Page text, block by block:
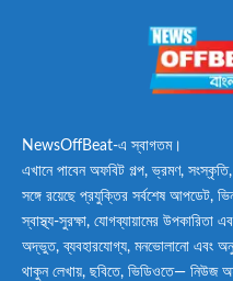
NewsOffBeat-এ স্বাগতম।
এখানে পাবেন অফবিট গল্প, ভ্রমণ, সংস্কৃতি,
সঙ্গে রয়েছে প্রযুক্তির সর্বশেষ আপডেট,
স্বাস্থ্য-সুরক্ষা, যোগব্যায়ামের উপকারিতা
অদ্ভুত, ব্যবহারযোগ্য, মনভোলানো এবং
থাকুন লেখায়, ছবিতে, ভিডিওতে— নিউজ